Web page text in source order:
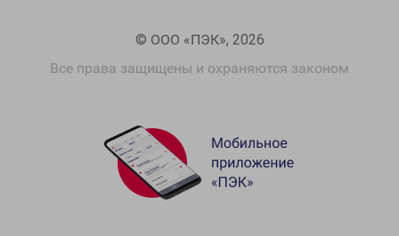
© ООО «ПЭК», 2026
Все права защищены и охраняются законом